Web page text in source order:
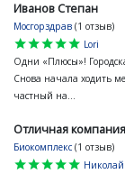
Иванов Степан
Мосгорздрав (1 отзыв)
star
star
star
star
star
Lori
Одни «Плюсы»!
Снова начала ходить
частный на...
Отличная
Биокомплекс (1 отзыв)
star
star
star
star
star
Николай